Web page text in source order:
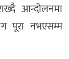
आन्दोलनमा
पूरा नभएसम्म